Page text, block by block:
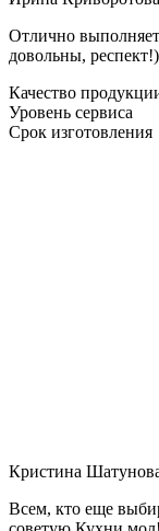
Отлично
довольны, респект!)
Качество
Уровень сервиса
Срок изготовления
Кристина
Всем, кто еще